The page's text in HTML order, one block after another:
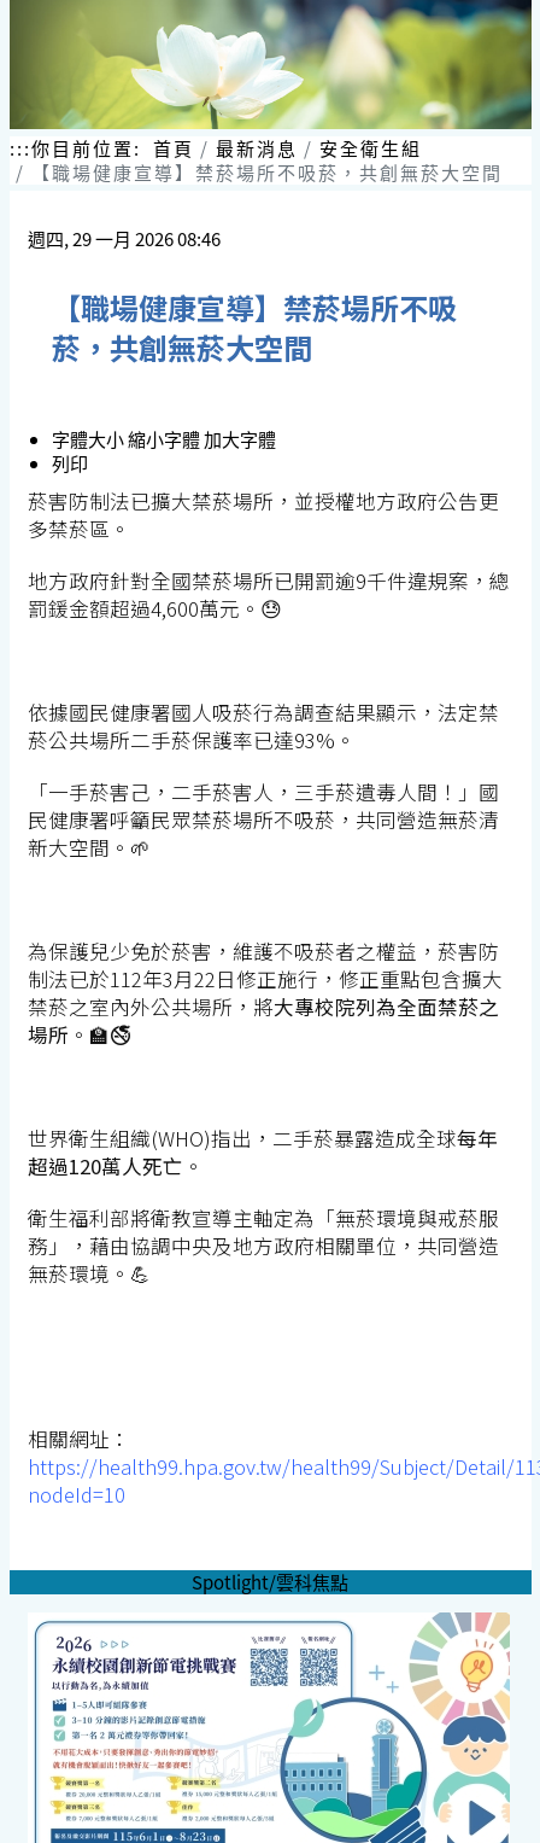
:::你目前位置: 首頁 最新消息
安全衛生組
【職場健康宣導】禁菸場所不吸菸，共創無菸大空間
週四, 29 一月 2026 08:46
【職場健康宣導】禁菸場所不吸
菸，共創無菸大空間
字體大小縮小字體加大字體
列印
菸害防制法已擴大禁菸場所，並授權地方政府公告更
多禁菸區。
地方政府針對全國禁菸場所已開罰逾9千件違規案，總
罰鍰金額超過4,600萬元。😓
依據國民健康署國人吸菸行為調查結果顯示，法定禁
菸公共場所二手菸保護率已達93%。
「一手菸害己，二手菸害人，三手菸遺毒人間！」國
民健康署呼籲民眾禁菸場所不吸菸，共同營造無菸清
新大空間。🌱
為保護兒少免於菸害，維護不吸菸者之權益，菸害防
制法已於112年3月22日修正施行，修正重點包含擴大
禁菸之室內外公共場所，將大專校院列為全面禁菸之
場所 。🏫🚭
世界衛生組織(WHO)指出，二手菸暴露造成全球每年
超過120萬人死亡 。
衛生福利部將衛教宣導主軸定為「無菸環境與戒菸服
務」，藉由協調中央及地方政府相關單位，共同營造
無菸環境。💪
相關網址：
https://health99.hpa.gov.tw/health99/Subject/Detail/
nodeId=10
Spotlight/雲科焦點